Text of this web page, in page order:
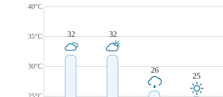
40°C
35°C
30°C
32 32
26
25